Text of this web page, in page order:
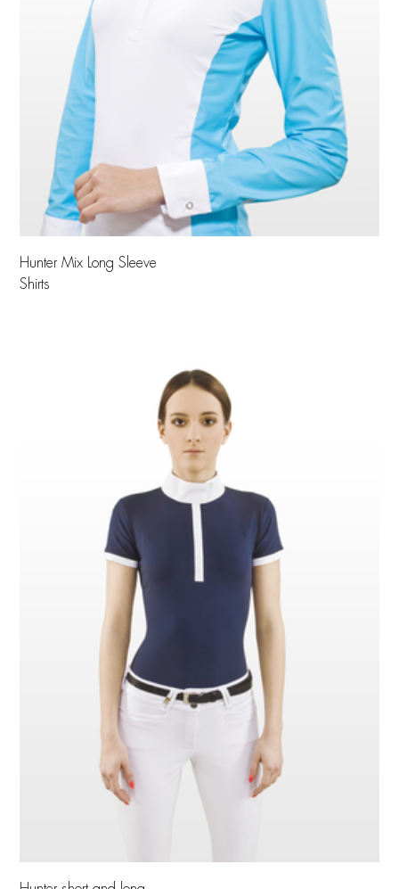
Hunter Mix Long Sleeve
Shirts